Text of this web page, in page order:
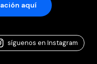
aquí
síguenos en Instagram